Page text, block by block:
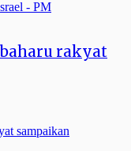
rakyat